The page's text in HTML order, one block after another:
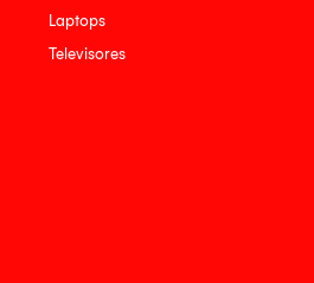
Laptops
Televisores